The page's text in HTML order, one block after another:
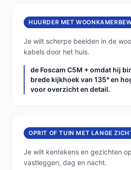
HUURDER MET
Je wilt scherpe beelden in de
kabels door het huis.
de Foscam C5M + omdat hij
brede kijkhoek van 135° en
voor overzicht en detail.
OPRIT OF TUIN MET LANGE
Je wilt kentekens en gezichten
vastleggen, dag en nacht.